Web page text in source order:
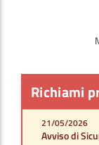
Richiami
21/05/2026
Avviso di